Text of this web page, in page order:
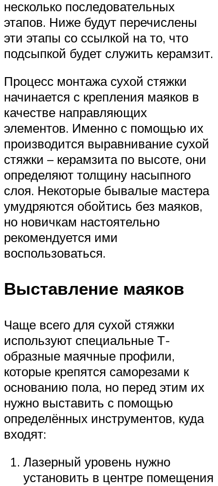
несколько последовательных
этапов. Ниже будут перечислены
эти этапы со ссылкой на то, что
подсыпкой будет служить керамзит.
Процесс монтажа сухой стяжки
начинается с крепления маяков в
качестве направляющих
элементов. Именно с помощью их
производится выравнивание сухой
стяжки – керамзита по высоте, они
определяют толщину насыпного
слоя. Некоторые бывалые мастера
умудряются обойтись без маяков,
но новичкам настоятельно
рекомендуется ими
воспользоваться.
Выставление маяков
Чаще всего для сухой стяжки
используют специальные Т-
образные маячные профили,
которые крепятся саморезами к
основанию пола, но перед этим их
нужно выставить с помощью
определённых инструментов, куда
входят:
Лазерный уровень нужно
установить в центре помещения